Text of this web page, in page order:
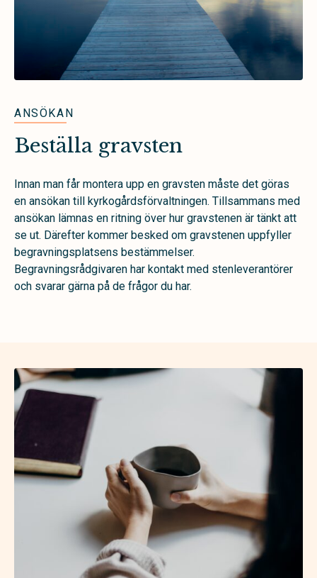
ANSÖKAN
Beställa gravsten
Innan man får montera upp en gravsten måste det göras
en ansökan till kyrkogårdsförvaltningen. Tillsammans med
ansökan lämnas en ritning över hur gravstenen är tänkt att
se ut. Därefter kommer besked om gravstenen uppfyller
begravningsplatsens bestämmelser.
Begravningsrådgivaren har kontakt med stenleverantörer
och svarar gärna på de frågor du har.